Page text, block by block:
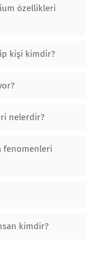
özellikleri
kişi kimdir?
nelerdir?
fenomenleri
kimdir?